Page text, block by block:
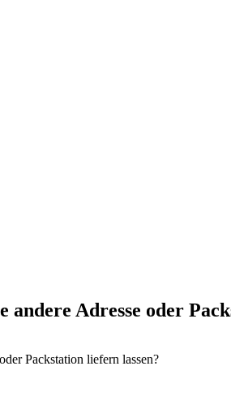
Adresse oder
Packstation liefern lassen?